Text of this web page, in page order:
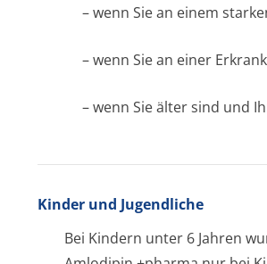
– wenn Sie an einem
– wenn Sie an einer
– wenn Sie älter sind und
Kinder und Jugendliche
Bei Kindern unter 6 Jahren